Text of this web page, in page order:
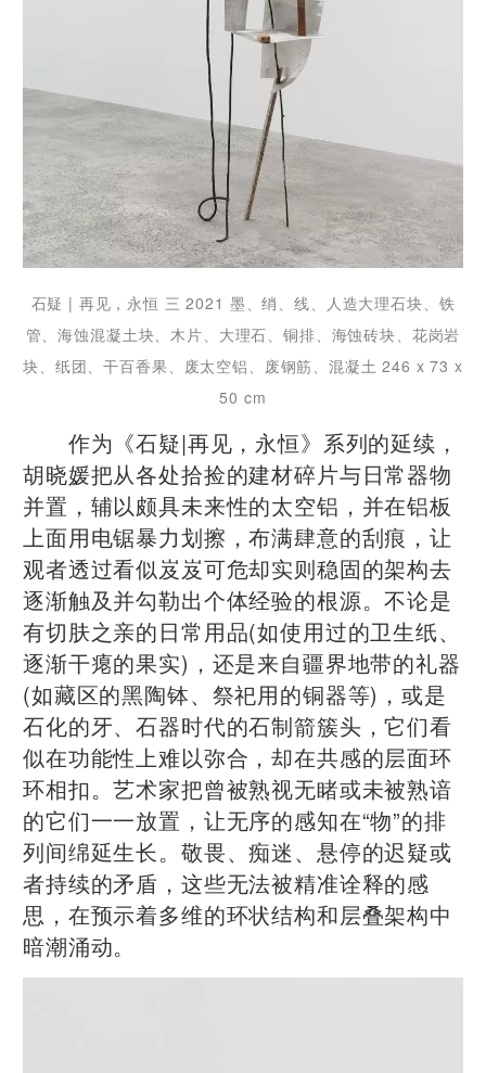
石疑 | 再见，永恒 三 2021 墨、绡、线、人造大理石块、铁
管、海蚀混凝土块、木片、大理石、铜排、海蚀砖块、花岗岩
块、纸团、干百香果、废太空铝、废钢筋、混凝土 246 x 73 x
50 cm
作为《石疑|再见，永恒》系列的延续，
胡晓媛把从各处拾捡的建材碎片与日常器物
并置，辅以颇具未来性的太空铝，并在铝板
上面用电锯暴力划擦，布满肆意的刮痕，让
观者透过看似岌岌可危却实则稳固的架构去
逐渐触及并勾勒出个体经验的根源。不论是
有切肤之亲的日常用品(如使用过的卫生纸、
逐渐干瘪的果实)，还是来自疆界地带的礼器
(如藏区的黑陶钵、祭祀用的铜器等)，或是
石化的牙、石器时代的石制箭簇头，它们看
似在功能性上难以弥合，却在共感的层面环
环相扣。艺术家把曾被熟视无睹或未被熟谙
的它们一一放置，让无序的感知在“物”的排
列间绵延生长。敬畏、痴迷、悬停的迟疑或
者持续的矛盾，这些无法被精准诠释的感
思，在预示着多维的环状结构和层叠架构中
暗潮涌动。